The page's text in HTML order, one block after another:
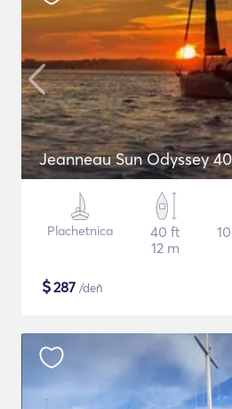
Jeanneau Sun Odyssey
Plachetnica
40 ft
12 m
$287 /deň